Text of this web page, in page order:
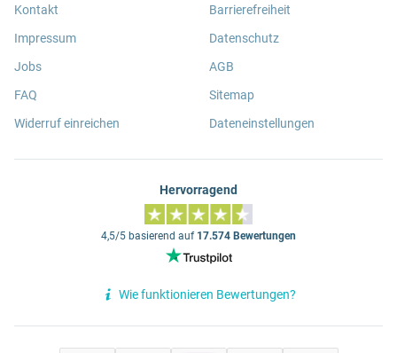
Kontakt
Impressum
Jobs
FAQ
Widerruf einreichen
Barrierefreiheit
Datenschutz
AGB
Sitemap
Dateneinstellungen
Hervorragend
4,5/5 basierend auf 17.574 Bewertungen
Wie funktionieren Bewertungen?